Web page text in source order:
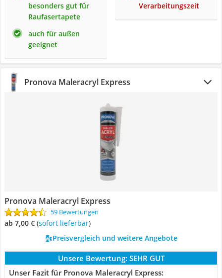
besonders gut für
Raufasertapete
auch für außen
geeignet
Verarbeitungszeit
Pronova Maleracryl Express
Pronova Maleracryl Express
59 Bewertungen
ab 7,00 € ( Sofort lieferbar)
Preisvergleich und weitere Angebote
Unsere Bewertung: SEHR GUT
Unser Fazit für Pronova Maleracryl Express: